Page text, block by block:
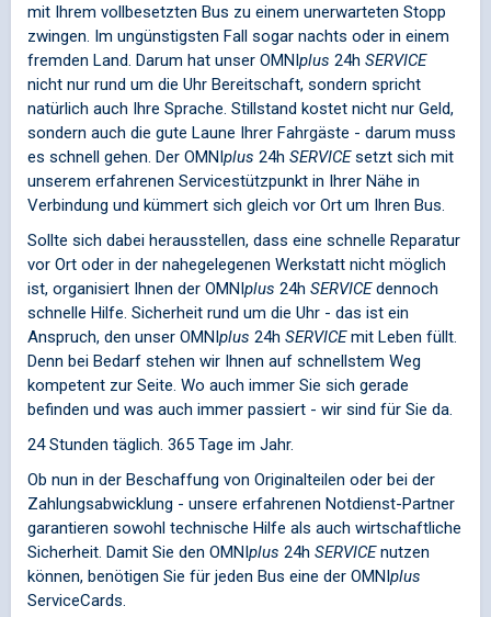
mit Ihrem vollbesetzten Bus zu einem unerwarteten Stopp
zwingen. Im ungünstigsten Fall sogar nachts oder in einem
fremden Land. Darum hat unser OMNIplus 24h SERVICE
nicht nur rund um die Uhr Bereitschaft, sondern spricht
natürlich auch Ihre Sprache. Stillstand kostet nicht nur Geld,
sondern auch die gute Laune Ihrer Fahrgäste - darum muss
es schnell gehen. Der OMNIplus 24h SERVICEsetzt sich mit
unserem erfahrenen Servicestützpunkt in Ihrer Nähe in
Verbindung und kümmert sich gleich vor Ort um Ihren Bus.
Sollte sich dabei herausstellen, dass eine schnelle Reparatur
vor Ort oder in der nahegelegenen Werkstatt nicht möglich
ist, organisiert Ihnen der OMNIplus 24h SERVICEdennoch
schnelle Hilfe. Sicherheit rund um die Uhr - das ist ein
Anspruch, den unser OMNIplus 24h SERVICEmit Leben füllt.
Denn bei Bedarf stehen wir Ihnen auf schnellstem Weg
kompetent zur Seite. Wo auch immer Sie sich gerade
befinden und was auch immer passiert - wir sind für Sie da.
24 Stunden täglich. 365 Tage im Jahr.
Ob nun in der Beschaffung von Originalteilen oder bei der
Zahlungsabwicklung - unsere erfahrenen Notdienst-Partner
garantieren sowohl technische Hilfe als auch wirtschaftliche
Sicherheit. Damit Sie den OMNIplus 24h SERVICEnutzen
können, benötigen Sie für jeden Bus eine der OMNIplus
ServiceCards.